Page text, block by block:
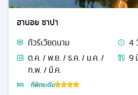
ฮานอย ซาปา
ทัวร์เวียดนาม 4
ต.ค. / พ.ย. / ธ.ค. / ม.ค. /
ก.พ. / มี.ค.
9
ที่พักระดับ